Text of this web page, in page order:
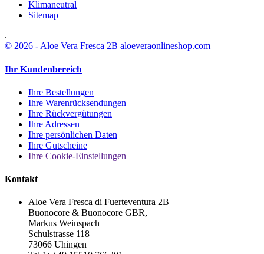
Klimaneutral
Sitemap
.
© 2026 - Aloe Vera Fresca 2B aloeveraonlineshop.com
Ihr Kundenbereich
Ihre Bestellungen
Ihre Warenrücksendungen
Ihre Rückvergütungen
Ihre Adressen
Ihre persönlichen Daten
Ihre Gutscheine
Ihre Cookie-Einstellungen
Kontakt
Aloe Vera Fresca di Fuerteventura 2B
Buonocore & Buonocore GBR,
Markus Weinspach
Schulstrasse 118
73066 Uhingen